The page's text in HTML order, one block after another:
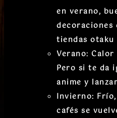
en verano,
decoraciones
tiendas otaku
Verano: Calor
Pero si te da
anime y
Invierno:
cafés se